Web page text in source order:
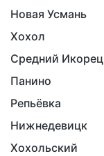
Новая Усмань
Хохол
Средний Икорец
Панино
Репьёвка
Нижнедевицк
Хохольский